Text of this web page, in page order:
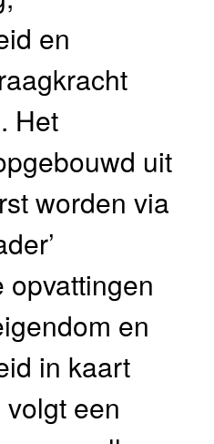
en
Het
uit
worden via
en
in kaart
een